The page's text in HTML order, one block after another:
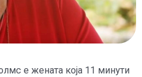
е жената која 11 минути